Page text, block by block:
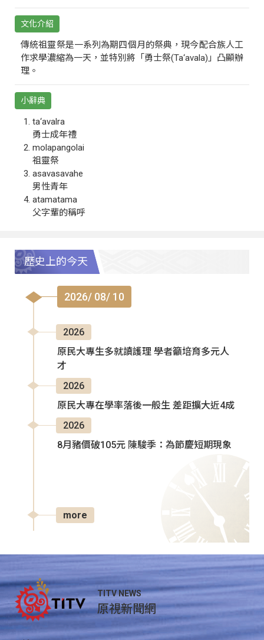
文化介紹
傳統祖靈祭是一系列為期四個月的祭典，現今配合族人工
作求學濃縮為一天，並特別將「勇士祭(Ta‘avala)」凸顯辦
理。
小辭典
ta‘avalra
勇士成年禮
molapangolai
祖靈祭
asavasavahe
男性青年
atamatama
父字輩的稱呼
歷史上的今天
2026/ 08/ 10
2026
原民大專生多就讀護理 學者籲培育多元人
才
2026
原民大專在學率落後一般生 差距擴大近4成
2026
8月豬價破105元 陳駿季：為節慶短期現象
more
TITV NEWS
原視新聞網